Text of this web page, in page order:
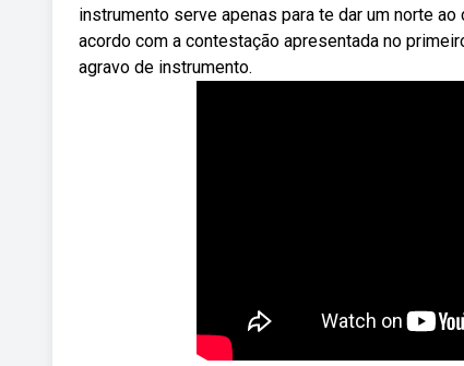
instrumento serve apenas para te dar um norte
acordo com a contestação apresentada no
agravo de instrumento.